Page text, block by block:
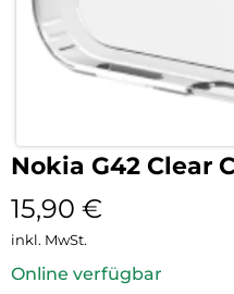
Nokia G42 Clear
15,90 €
inkl. MwSt.
Online verfügbar